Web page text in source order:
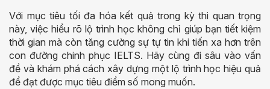
Với mục tiêu tối đa hóa kết quả trong kỳ thi quan trọng
này, việc hiểu rõ lộ trình học không chỉ giúp bạn tiết kiệm
thời gian mà còn tăng cường sự tự tin khi tiến xa hơn trên
con đường chinh phục IELTS. Hãy cùng đi sâu vào vấn
đề và khám phá cách xây dựng một lộ trình học hiệu quả
để đạt được mục tiêu điểm số mong muốn.